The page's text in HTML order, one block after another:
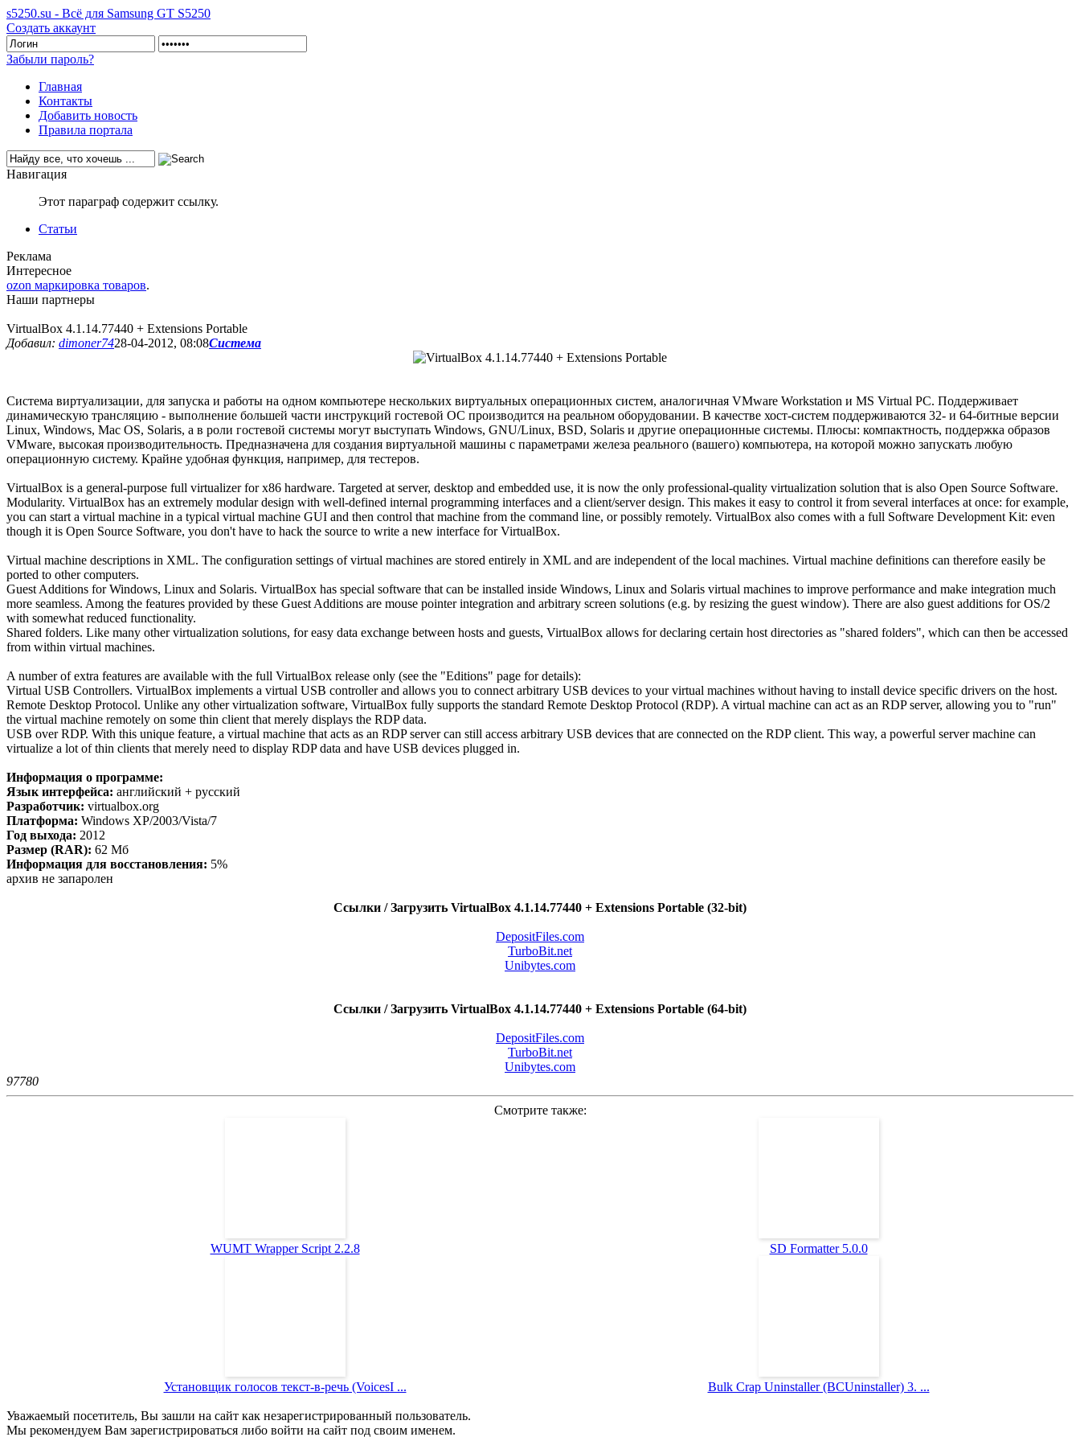
s5250.su - Всё для Samsung GT S5250
Создать аккаунт
Забыли пароль?
Главная
Контакты
Добавить новость
Правила портала
Навигация
Этот параграф содержит ссылку.
Статьи
Реклама
Интересное
ozon маркировка товаров.
Наши партнеры
VirtualBox 4.1.14.77440 + Extensions Portable
Добавил: dimoner7428-04-2012, 08:08Система
Cистема виртуализации, для запуска и работы на одном компьютере нескольких виртуальных операционных систем, аналогичная VMware Workstation и MS Virtual PC. Поддерживает
динамическую трансляцию - выполнение большей части инструкций гостевой ОС производится на реальном оборудовании. В качестве хост-систем поддерживаются 32- и 64-битные версии
Linux, Windows, Mac OS, Solaris, а в роли гостевой системы могут выступать Windows, GNU/Linux, BSD, Solaris и другие операционные системы. Плюсы: компактность, поддержка образов
VMware, высокая производительность. Предназначена для создания виртуальной машины с параметрами железа реального (вашего) компьютера, на которой можно запускать любую
операционную систему. Крайне удобная функция, например, для тестеров.
VirtualBox is a general-purpose full virtualizer for x86 hardware. Targeted at server, desktop and embedded use, it is now the only professional-quality virtualization solution that is also Open Source Software.
Modularity. VirtualBox has an extremely modular design with well-defined internal programming interfaces and a client/server design. This makes it easy to control it from several interfaces at once: for example,
you can start a virtual machine in a typical virtual machine GUI and then control that machine from the command line, or possibly remotely. VirtualBox also comes with a full Software Development Kit: even
though it is Open Source Software, you don't have to hack the source to write a new interface for VirtualBox.
Virtual machine descriptions in XML. The configuration settings of virtual machines are stored entirely in XML and are independent of the local machines. Virtual machine definitions can therefore easily be
ported to other computers.
Guest Additions for Windows, Linux and Solaris. VirtualBox has special software that can be installed inside Windows, Linux and Solaris virtual machines to improve performance and make integration much
more seamless. Among the features provided by these Guest Additions are mouse pointer integration and arbitrary screen solutions (e.g. by resizing the guest window). There are also guest additions for OS/2
with somewhat reduced functionality.
Shared folders. Like many other virtualization solutions, for easy data exchange between hosts and guests, VirtualBox allows for declaring certain host directories as "shared folders", which can then be accessed
from within virtual machines.
A number of extra features are available with the full VirtualBox release only (see the "Editions" page for details):
Virtual USB Controllers. VirtualBox implements a virtual USB controller and allows you to connect arbitrary USB devices to your virtual machines without having to install device specific drivers on the host.
Remote Desktop Protocol. Unlike any other virtualization software, VirtualBox fully supports the standard Remote Desktop Protocol (RDP). A virtual machine can act as an RDP server, allowing you to "run"
the virtual machine remotely on some thin client that merely displays the RDP data.
USB over RDP. With this unique feature, a virtual machine that acts as an RDP server can still access arbitrary USB devices that are connected on the RDP client. This way, a powerful server machine can
virtualize a lot of thin clients that merely need to display RDP data and have USB devices plugged in.
Информация о программе:
Язык интерфейса: английский + русский
Разработчик: virtualbox.org
Платформа: Windows XP/2003/Vista/7
Год выхода: 2012
Размер (RAR): 62 Мб
Информация для восстановления: 5%
архив не запаролен
Ссылки / Загрузить VirtualBox 4.1.14.77440 + Extensions Portable (32-bit)
DepositFiles.com
TurboBit.net
Unibytes.com
Ссылки / Загрузить VirtualBox 4.1.14.77440 + Extensions Portable (64-bit)
DepositFiles.com
TurboBit.net
Unibytes.com
97780
Смотрите также:
WUMT Wrapper Script 2.2.8 SD Formatter 5.0.0
Установщик голосов текст-в-речь (VoicesI ... Bulk Crap Uninstaller (BCUninstaller) 3. ...
Уважаемый посетитель, Вы зашли на сайт как незарегистрированный пользователь.
Мы рекомендуем Вам зарегистрироваться либо войти на сайт под своим именем.